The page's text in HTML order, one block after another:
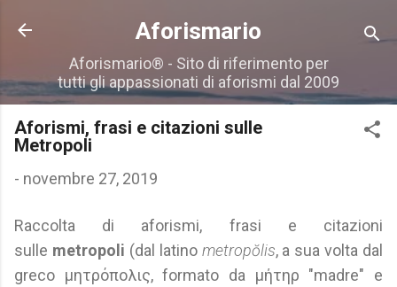
Passa ai contenuti principali
Aforismario
Aforismario® - Sito di riferimento per
tutti gli appassionati di aforismi dal 2009
Aforismi, frasi e citazioni sulle
Metropoli
- novembre 27, 2019
Raccolta di aforismi, frasi e citazioni
sulle metropoli (dal latino metropŏlis, a sua volta dal
greco μητρόπολις, formato da μήτηρ "madre" e